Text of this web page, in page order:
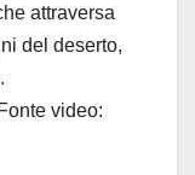
attraversa
del deserto,
video: